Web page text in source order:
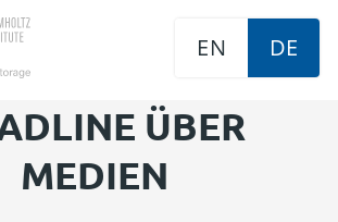
EN DE
ÜBER
MEDIEN